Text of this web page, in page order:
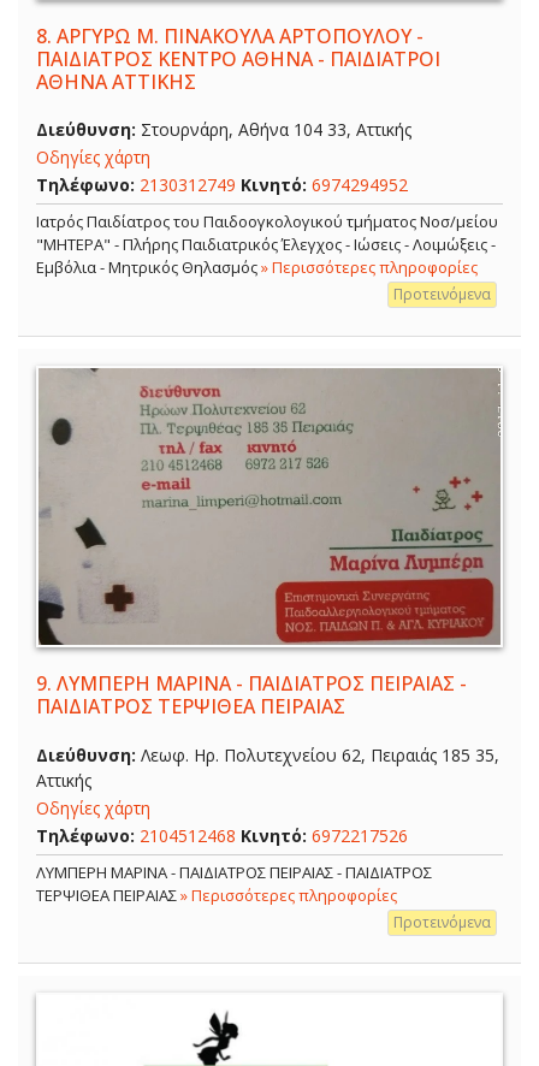
8. ΑΡΓΥΡΩ Μ. ΠΙΝΑΚΟΥΛΑ ΑΡΤΟΠΟΥΛΟΥ -
ΠΑΙΔΙΑΤΡΟΣ ΚΕΝΤΡΟ ΑΘΗΝΑ - ΠΑΙΔΙΑΤΡΟΙ
ΑΘΗΝΑ ΑΤΤΙΚΗΣ
Διεύθυνση: Στουρνάρη, Αθήνα 104 33, Αττικής
Οδηγίες χάρτη
Τηλέφωνο: 2130312749 Κινητό: 6974294952
Ιατρός Παιδίατρος του Παιδοογκολογικού τμήματος Νοσ/μείου
"ΜΗΤΕΡΑ" - Πλήρης Παιδιατρικός Έλεγχος - Ιώσεις - Λοιμώξεις -
Εμβόλια - Μητρικός Θηλασμός» Περισσότερες πληροφορίες
Προτεινόμενα
9. ΛΥΜΠΕΡΗ ΜΑΡΙΝΑ - ΠΑΙΔΙΑΤΡΟΣ ΠΕΙΡΑΙΑΣ -
ΠΑΙΔΙΑΤΡΟΣ ΤΕΡΨΙΘΕΑ ΠΕΙΡΑΙΑΣ
Διεύθυνση: Λεωφ. Ηρ. Πολυτεχνείου 62, Πειραιάς 185 35,
Αττικής
Οδηγίες χάρτη
Τηλέφωνο: 2104512468 Κινητό: 6972217526
ΛΥΜΠΕΡΗ ΜΑΡΙΝΑ - ΠΑΙΔΙΑΤΡΟΣ ΠΕΙΡΑΙΑΣ - ΠΑΙΔΙΑΤΡΟΣ
ΤΕΡΨΙΘΕΑ ΠΕΙΡΑΙΑΣ» Περισσότερες πληροφορίες
Προτεινόμενα